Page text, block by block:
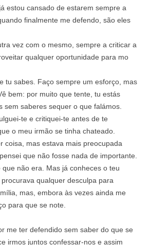
estou cansado de estarem sempre a
finalmente me defendo, são eles
vez com o mesmo, sempre a criticar a
qualquer oportunidade para mo
tu sabes. Faço sempre um esforço, mas
bem: por muito que tente, tu estás
sem saberes sequer o que falámos.
te e critiquei-te antes de te
o meu irmão se tinha chateado.
coisa, mas estava mais preocupada
que não fosse nada de importante.
que não era. Mas já conheces o teu
qualquer desculpa para
mas, embora às vezes ainda me
para que se note.
me ter defendido sem saber do que se
irmos juntos confessar-nos e assim